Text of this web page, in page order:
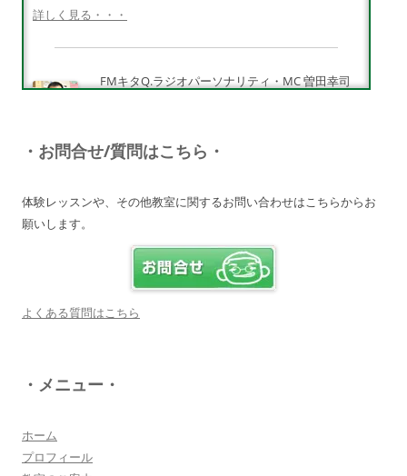
詳しく見る・・・
FMキタQ.ラジオパーソナリティ・MC 曽田幸司
♪
上松先生に教わればきっともっともっと音楽大好
きになりますよ♪
大切なお子さんの習い事。
・お問合せ/質問はこちら・
体験レッスンや、その他教室に関するお問い合わせはこちらからお
願いします。
よくある質問はこちら
・メニュー・
ホーム
プロフィール